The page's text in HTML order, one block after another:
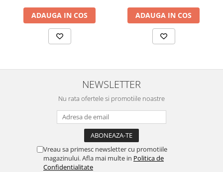
ADAUGA IN COS ADAUGA IN COS
NEWSLETTER
Nu rata ofertele si promotiile noastre
Vreau sa primesc newsletter cu promotiile
magazinului. Afla mai multe in Politica de
Confidentialitate